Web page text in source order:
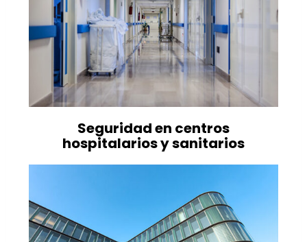
Seguridad en centros
hospitalarios y sanitarios